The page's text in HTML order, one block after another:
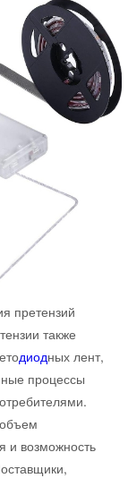
претензий
также
диодных лент,
процессы
и возможность